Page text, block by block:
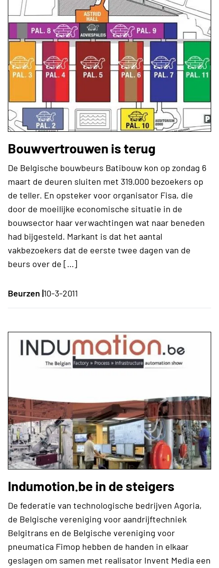
Bouwvertrouwen is terug
De Belgische bouwbeurs Batibouw kon op zondag 6
maart de deuren sluiten met 319.000 bezoekers op
de teller. En opsteker voor organisator Fisa, die
door de moeilijke economische situatie in de
bouwsector haar verwachtingen wat naar beneden
had bijgesteld. Markant is dat het aantal
vakbezoekers dat de eerste twee dagen van de
beurs over de […]
Beurzen |10-3-2011
Indumotion.be in de steigers
De federatie van technologische bedrijven Agoria,
de Belgische vereniging voor aandrijftechniek
Belgitrans en de Belgische vereniging voor
pneumatica Fimop hebben de handen in elkaar
geslagen om samen met realisator Invent Media een